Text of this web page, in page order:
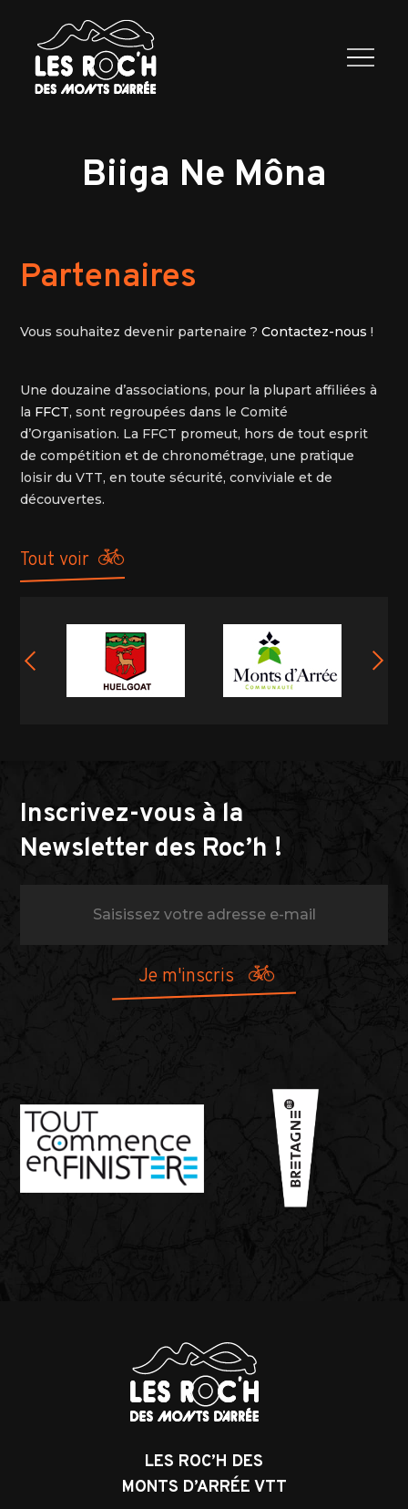
Programme
2026
Exposants
Infos
Contactez
nous
Biiga Ne Môna
Partenaires
Vous souhaitez devenir partenaire ?Contactez-nous !
Une douzaine d’associations, pour la plupart affiliées à
la FFCT, sont regroupées dans le Comité
d’Organisation. La FFCT promeut, hors de tout esprit
de compétition et de chronométrage, une pratique
loisir du VTT, en toute sécurité, conviviale et de
découvertes.
tout voir
Inscrivez-vous à la
Newsletter des Roc’h !
LES ROC’H DES
MONTS D’ARRÉE VTT